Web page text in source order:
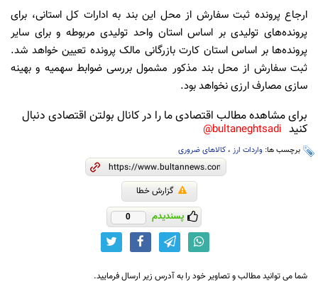
ارجاع پرونده ثبت سفارش از محل این بند به ادارات کل استانی، برای
پرونده‌های تولیدی بر اساس استان واحد تولیدی مربوطه و برای سایر
پرونده‌ها بر اساس استان کارت بازرگانی مالک پرونده تعیین خواهد شد.
ثبت سفارش از محل بند مذکور مشمول بررسی ضوابط سهمیه و بهینه
سازی مصارف ارزی نخواهد بود.
برای مشاهده مطالب اقتصادی ما را در کانال بولتن اقتصادی دنبال
کنید bultaneghtsadi@
برچسب ها: واردات ارز ، کالاهای ضروری
گزارش خطا
پسندیدم 0
شما می توانید مطالب و تصاویر خود را به آدرس زیر ارسال فرمایید.